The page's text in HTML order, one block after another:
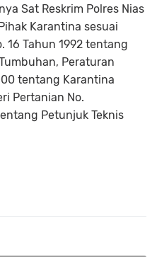
Sat Reskrim Polres Nias
Karantina sesuai
16 Tahun 1992 tentang
Peraturan
tentang Karantina
Pertanian No.
Petunjuk Teknis